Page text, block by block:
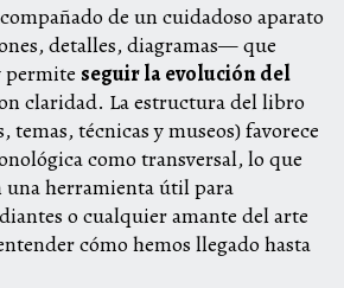
de un cuidadoso aparato
detalles, diagramas— que
permite seguir la evolución del
claridad. La estructura del libro
temas, técnicas y museos) favorece
como transversal, lo que
una herramienta útil para
o cualquier amante del arte
cómo hemos llegado hasta